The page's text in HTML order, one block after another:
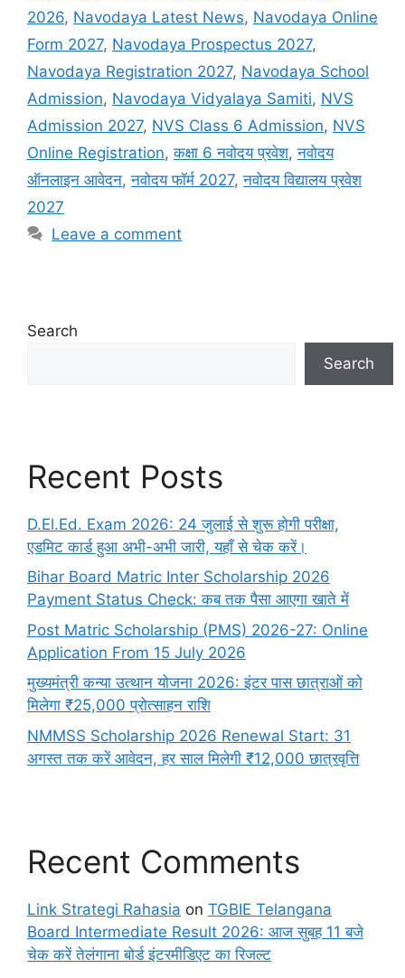
2026, Navodaya Latest News, Navodaya Online
Form 2027, Navodaya Prospectus 2027,
Navodaya Registration 2027, Navodaya School
Admission, Navodaya Vidyalaya Samiti, NVS
Admission 2027, NVS Class 6 Admission, NVS
Online Registration,कक्षा 6 नवोदय प्रवेश,नवोदय
ऑनलाइन आवेदन,नवोदय फॉर्म 2027,नवोदय विद्यालय प्रवेश
2027
Leave a comment
Search
Search
Recent Posts
D.El.Ed. Exam 2026: 24 जुलाई से शुरू होगी परीक्षा,
एडमिट कार्ड हुआ अभी-अभी जारी, यहाँ से चेक करें।
Bihar Board Matric Inter Scholarship 2026
Payment Status Check: कब तक पैसा आएगा खाते में
Post Matric Scholarship (PMS) 2026-27: Online
Application From 15 July 2026
मुख्यमंत्री कन्या उत्थान योजना 2026: इंटर पास छात्राओं को
मिलेगा ₹25,000 प्रोत्साहन राशि
NMMSS Scholarship 2026 Renewal Start: 31
अगस्त तक करें आवेदन, हर साल मिलेगी ₹12,000 छात्रवृत्ति
Recent Comments
Link Strategi Rahasia on TGBIE Telangana
Board Intermediate Result 2026: आज सुबह 11 बजे
चेक करें तेलंगाना बोर्ड इंटरमीडिएट का रिजल्ट